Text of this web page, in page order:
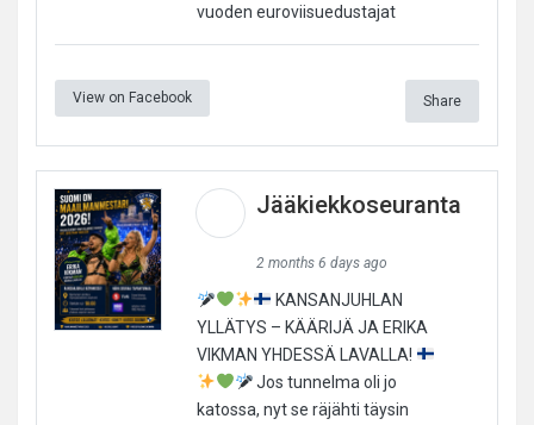
vuoden euroviisuedustajat
View on Facebook Share
Jääkiekkoseuranta
2 months 6 days ago
KANSANJUHLAN
YLLÄTYS – KÄÄRIJÄ JA ERIKA
VIKMAN YHDESSÄ LAVALLA!
Jos tunnelma oli jo
katossa, nyt se räjähti täysin